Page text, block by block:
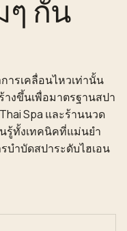
ๆ กัน
ารเคลื่อนไหวเท่านั้น
างขึ้นเพื่อมาตรฐานสปา
Spa และร้านนวด
นรู้ทั้งเทคนิคที่แม่นยำ
ำบัดสปาระดับไฮเอน